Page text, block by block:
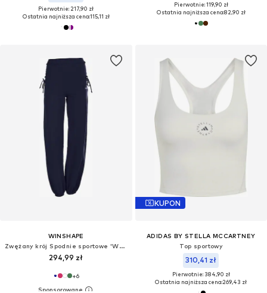
Pierwotnie: 217,90 zł
Ostatnia najniższa cena:115,11 zł
Pierwotnie: 119,90 zł
Ostatnia najniższa cena:82,90 zł
WINSHAPE
Zwężany krój Spodnie sportowe 'WH1'
294,99 zł
+6
KUPON
ADIDAS BY STELLA MCCARTNEY
Top sportowy
310,41 zł
Pierwotnie: 384,90 zł
Ostatnia najniższa cena:269,43 zł